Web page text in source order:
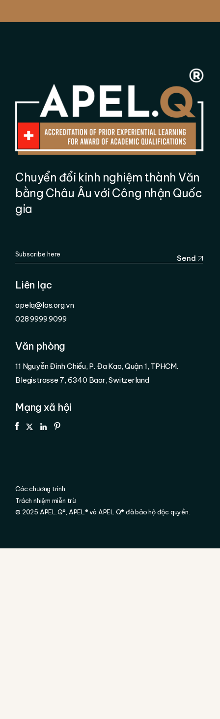
Chuyển đổi kinh nghiệm thành Văn
bằng Châu Âu với Công nhận Quốc
gia
Send
Liên lạc
apelq@las.org.vn
028 9999 9099
Văn phòng
11 Nguyễn Đình Chiểu, P. Đa Kao, Quận 1, TPHCM.
Blegistrasse 7, 6340 Baar, Switzerland
Mạng xã hội
Các chương trình
Trách nhiệm miễn trừ
© 2025 APEL.Q® , APEL® và APEL.Q® đã bảo hộ độc quyền.